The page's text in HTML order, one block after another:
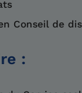
Conseil de
: